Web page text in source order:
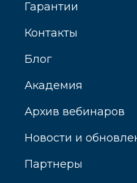
Гарантии
Контакты
Блог
Академия
Архив вебинаров
Новости и
Партнеры